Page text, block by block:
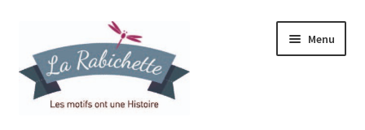
la
navigation
contenu
Menu